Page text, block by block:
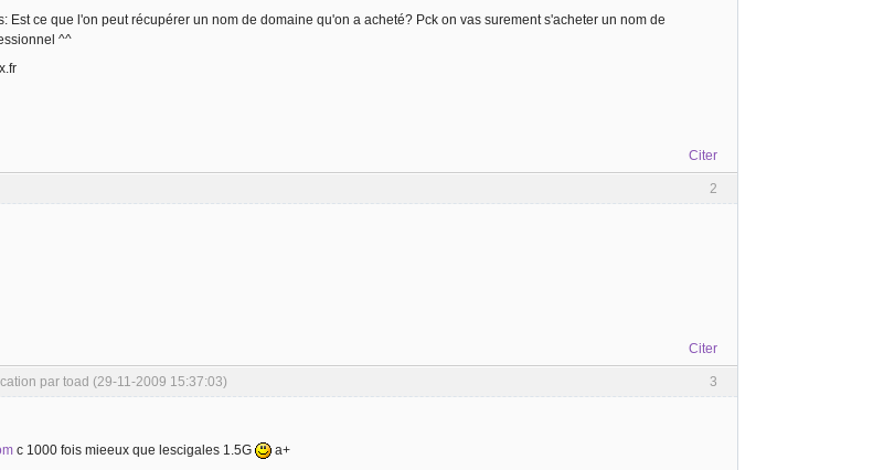
Est ce que l'on peut récupérer un nom de domaine qu'on a acheté? Pck on vas surement s'acheter un nom de
^^
Citer
2
Citer
3
par toad (29-11-2009 15:37:03)
c 1000 fois mieeux que lescigales 1.5G a+